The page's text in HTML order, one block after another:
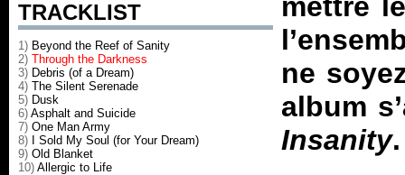
TRACKLIST
1) Beyond the Reef of Sanity
2) Through the Darkness
3) Debris (of a Dream)
4) The Silent Serenade
5) Dusk
6) Asphalt and Suicide
7) One Man Army
8) I Sold My Soul (for Your Dream)
9) Old Blanket
10) Allergic to Life
ne
album
Insanity.